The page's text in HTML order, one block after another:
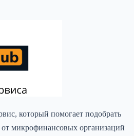
который помогает подобрать
микрофинансовых организаций